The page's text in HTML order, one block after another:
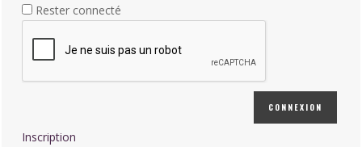
Rester connecté
CONNEXION
Inscription